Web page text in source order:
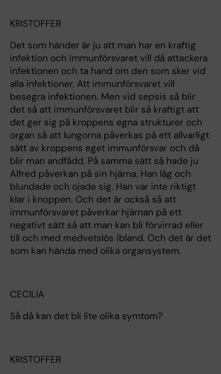
KRISTOFFER
Det som händer är ju att man har en kraftig
infektion och immunförsvaret vill då attackera
infektionen och ta hand om den som sker vid
alla infektioner. Att immunförsvaret vill
besegra infektionen. Men vid sepsis så blir
det så att immunförsvaret blir så kraftigt att
det ger sig på kroppens egna strukturer och
organ så att lungorna påverkas på ett allvarligt
sätt av kroppens eget immunförsvar och då
blir man andfådd. På samma sätt så hade ju
Alfred påverkan på sin hjärna. Han låg och
blundade och ojade sig. Han var inte riktigt
klar i knoppen. Och det är också så att
immunförsvaret påverkar hjärnan på ett
negativt sätt så att man kan bli förvirrad eller
till och med medvetslös ibland. Och det är det
som kan hända med olika organsystem.
CECILIA
Så då kan det bli lite olika symtom?
KRISTOFFER